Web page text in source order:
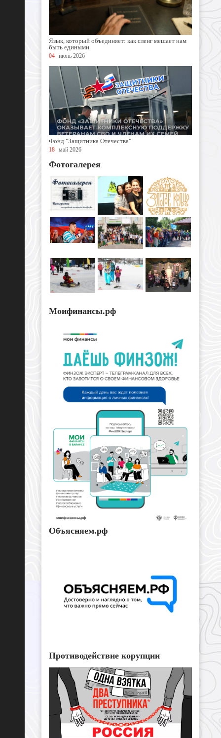
Язык, который объединяет: как сленг мешает нам
быть едиными
04 июнь 2026
Фонд "Защитника Отечества"
18 май 2026
Фотогалерея
Моифинансы.рф
Объясняем.рф
Противодействие корупции